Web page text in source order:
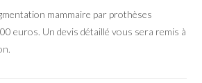
mammaire par prothèses
euros. Un devis détaillé vous sera remis à